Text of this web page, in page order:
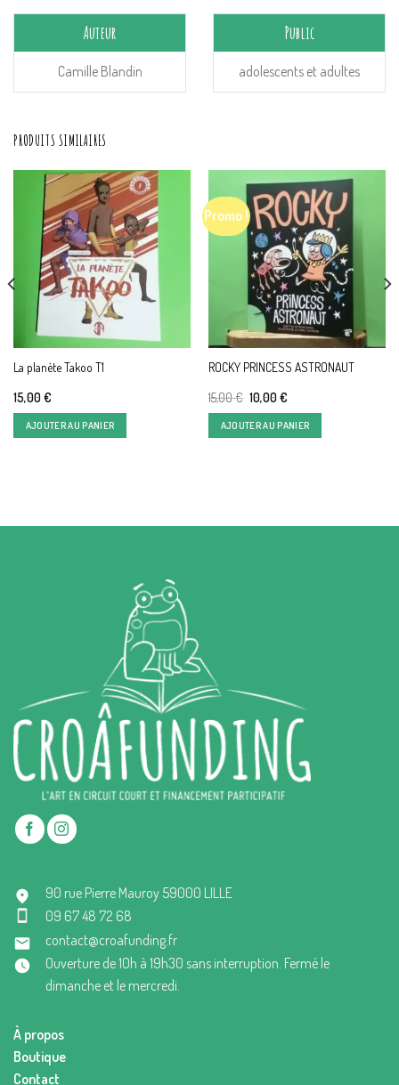
Auteur
Camille Blandin
Public
adolescents et adultes
PRODUITS SIMILAIRES
La planète Takoo T1
15,00€
AJOUTER AU PANIER
Promo !
ROCKY PRINCESS ASTRONAUT
15,00€ Le
prix
initial
était :
15,00 €.
10,00€Le
actuel
est :
10,00 €.
AJOUTER AU PANIER
90 rue Pierre Mauroy 59000 LILLE
09 67 48 72 68
contact@croafunding.fr
Ouverture de 10h à 19h30 sans interruption. Fermé le
dimanche et le mercredi.
À propos
Boutique
Contact